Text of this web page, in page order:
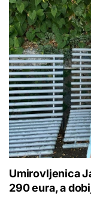
Umirovljenica
290 eura, a